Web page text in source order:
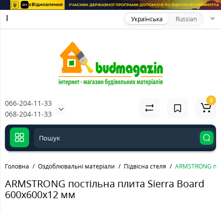
Українська Russian
066-204-11-33
068-204-11-33
0
Головна Оздоблювальні матеріали Підвісна стеля ARMSTRONG
ARMSTRONG постільна плита Sierra Board
600х600х12 мм